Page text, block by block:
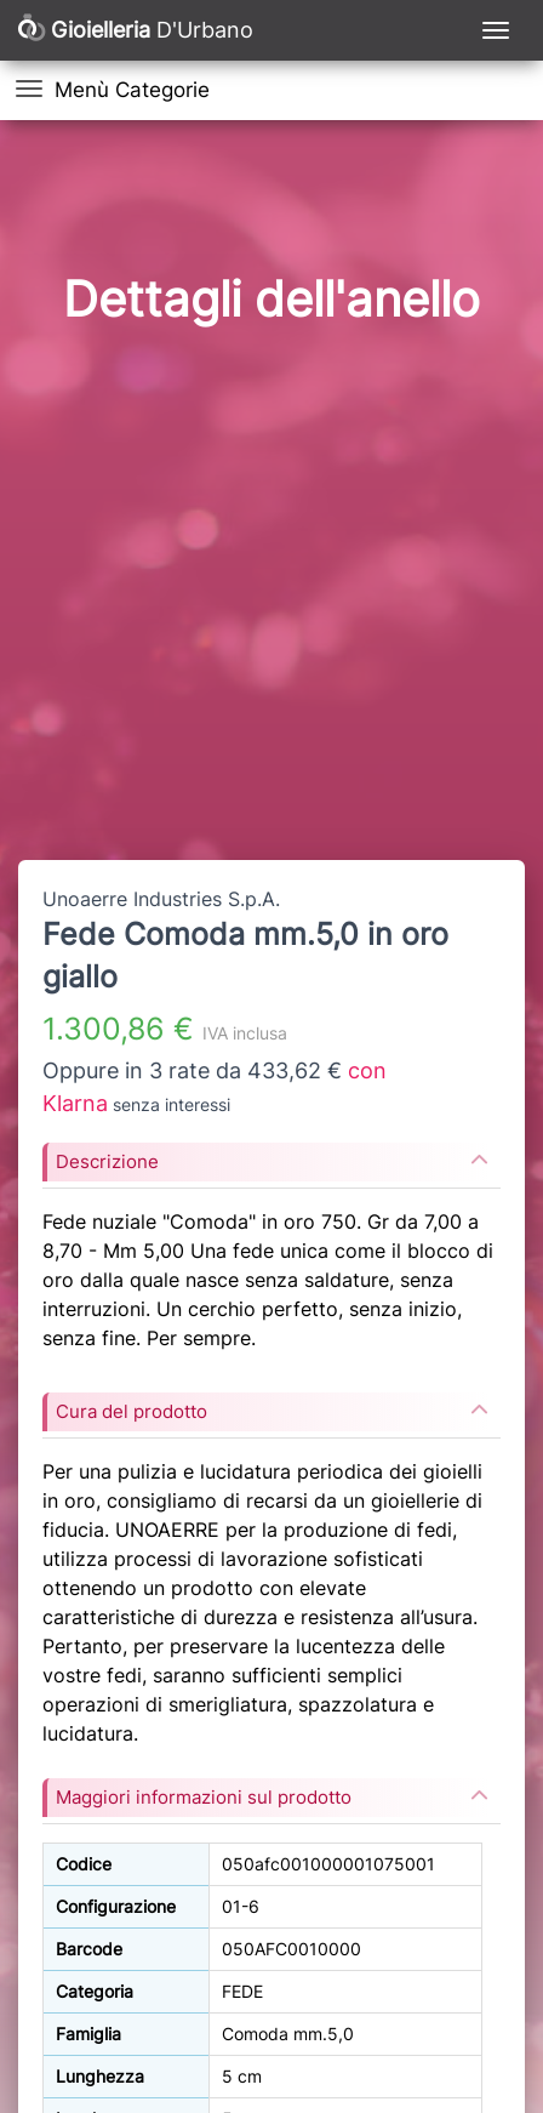
Gioielleria D'Urbano
Menù Categorie
Dettagli dell'anello
Unoaerre Industries S.p.A.
Fede Comoda mm.5,0 in oro
giallo
1.300,86 € IVA inclusa
Oppure in 3 rate da 433,62 € con
Klarna senza interessi
Descrizione
Fede nuziale "Comoda" in oro 750. Gr da 7,00 a
8,70 - Mm 5,00 Una fede unica come il blocco di
oro dalla quale nasce senza saldature, senza
interruzioni. Un cerchio perfetto, senza inizio,
senza fine. Per sempre.
Cura del prodotto
Per una pulizia e lucidatura periodica dei gioielli
in oro, consigliamo di recarsi da un gioiellerie di
fiducia. UNOAERRE per la produzione di fedi,
utilizza processi di lavorazione sofisticati
ottenendo un prodotto con elevate
caratteristiche di durezza e resistenza all’usura.
Pertanto, per preservare la lucentezza delle
vostre fedi, saranno sufficienti semplici
operazioni di smerigliatura, spazzolatura e
lucidatura.
Maggiori informazioni sul prodotto
Codice 050afc001000001075001
Configurazione 01-6
Barcode 050AFC0010000
Categoria FEDE
Famiglia Comoda mm.5,0
Lunghezza 5 cm